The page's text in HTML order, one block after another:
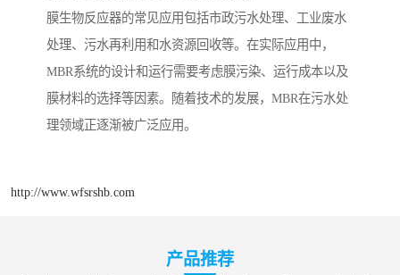
膜生物反应器的常见应用包括市政污水处理、工业废水
处理、污水再利用和水资源回收等。在实际应用中，
MBR系统的设计和运行需要考虑膜污染、运行成本以及
膜材料的选择等因素。随着技术的发展，MBR在污水处
理领域正逐渐被广泛应用。
http://www.wfsrshb.com
产品推荐